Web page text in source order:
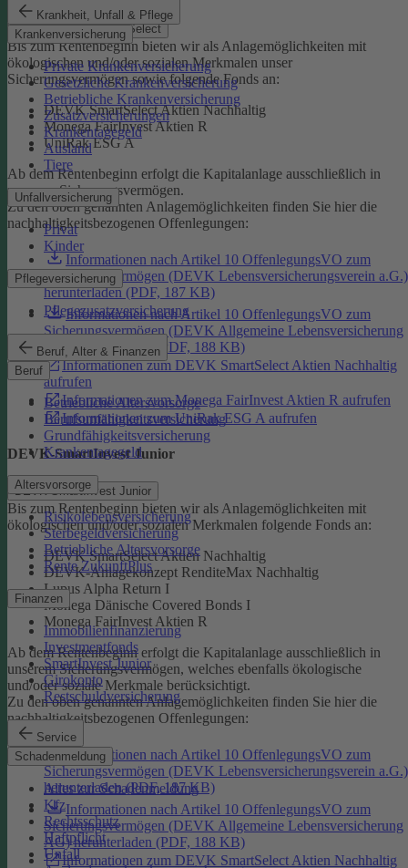
Krankheit, Unfall & Pflege
Krankenversicherung
Private Krankenversicherung
Gesetzliche Krankenversicherung
Betriebliche Krankenversicherung
Zusatzversicherungen
Krankentagegeld
Ausland
Tiere
Unfallversicherung
Privat
Kinder
Pflegeversicherung
Pflegezusatzversicherung
Beruf, Alter & Finanzen
Beruf
Betriebliche Altersvorsorge
Berufsunfähigkeitsversicherung
Grundfähigkeitsversicherung
Krankentagegeld
Altersvorsorge
Risikolebensversicherung
Sterbegeldversicherung
Betriebliche Altersvorsorge
Rente ZukunftPlus
Finanzen
Immobilienfinanzierung
Investmentfonds
SmartInvest Junior
Girokonto
Restschuldversicherung
Service
Schadenmeldung
Alles zur Schadenmeldung
Kfz
Rechtsschutz
Haftpflicht
Unfall
SpardaFlexiVorsorge Select
Bis zum Rentenbeginn bieten wir als Anlagemöglichkeiten mit
ökologischen und/oder sozialen Merkmalen unser
Sicherungsvermögen sowie folgende Fonds an:
DEVK SmartSelect Aktien Nachhaltig
Monega FairInvest Aktien R
UniRak ESG A
Ab dem Rentenbeginn erfolgt die Kapitalanlage ausschließlich in
unserem Sicherungsvermögen.
Zu den oben genannten Anlagemöglichkeiten finden Sie hier die
nachhaltigkeitsbezogenen Offenlegungen:
Informationen nach Artikel 10 OffenlegungsVO zum
Sicherungsvermögen (DEVK Lebensversicherungsverein a.G.)
herunterladen (PDF, 187 KB)
Informationen nach Artikel 10 OffenlegungsVO zum
Sicherungsvermögen (DEVK Allgemeine Lebensversicherung
AG) herunterladen (PDF, 188 KB)
Informationen zum DEVK SmartSelect Aktien Nachhaltig
aufrufen
Informationen zum Monega FairInvest Aktien R aufrufen
Informationen zum UniRak ESG A aufrufen
DEVK-SmartInvest Junior
DEVK-SmartInvest Junior
Bis zum Rentenbeginn bieten wir als Anlagemöglichkeiten mit
ökologischen und/oder sozialen Merkmalen folgende Fonds an:
DEVK SmartSelect Aktien Nachhaltig
DEVK-Anlagekonzept RenditeMax Nachhaltig
Lupus Alpha Return I
Monega Dänische Covered Bonds I
Monega FairInvest Aktien R
Ab dem Rentenbeginn erfolgt die Kapitalanlage ausschließlich in
unserem Sicherungsvermögen, welches ebenfalls ökologische
und/oder soziale Merkmale berücksichtigt.
Zu den oben genannten Anlagemöglichkeiten finden Sie hier die
nachhaltigkeitsbezogenen Offenlegungen:
Informationen nach Artikel 10 OffenlegungsVO zum
Sicherungsvermögen (DEVK Lebensversicherungsverein a.G.)
herunterladen (PDF, 187 KB)
Informationen nach Artikel 10 OffenlegungsVO zum
Sicherungsvermögen (DEVK Allgemeine Lebensversicherung
AG) herunterladen (PDF, 188 KB)
Informationen zum DEVK SmartSelect Aktien Nachhaltig